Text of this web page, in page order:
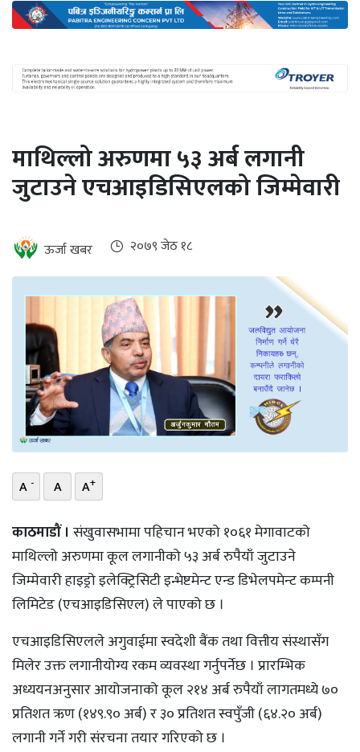
ऊर्जा
दक्षता
खबर
हरित
इभी
सम्पादकीय
बैंक
पर्यटन
भिडियो
छापा
खोज
प्रोफाइल
ऊर्जा
विशेष
माथिल्लो अरुणमा ५३ अर्ब लगानी
जुटाउने एचआइडिसिएलको जिम्मेवारी
ऊर्जा खबर २०७९ जेठ १८
A - A A+
काठमाडौं । संखुवासभामा पहिचान भएको १०६१ मेगावाटको
माथिल्लो अरुणमा कूल लगानीको ५३ अर्ब रुपैयाँ जुटाउने
जिम्मेवारी हाइड्रो इलेक्ट्रिसिटी इन्भेष्टमेन्ट एन्ड डिभेलपमेन्ट कम्पनी
लिमिटेड (एचआइडिसिएल) ले पाएको छ ।
एचआइडिसिएलले अगुवाईमा स्वदेशी बैंक तथा वित्तीय संस्थासँग
मिलेर उक्त लगानीयोग्य रकम व्यवस्था गर्नुपर्नेछ । प्रारम्भिक
अध्ययनअनुसार आयोजनाको कूल २१४ अर्ब रुपैयाँ लागतमध्ये ७०
प्रतिशत ऋण (१४९.९० अर्ब) र ३० प्रतिशत स्वपुँजी (६४.२० अर्ब)
लगानी गर्ने गरी संरचना तयार गरिएको छ ।